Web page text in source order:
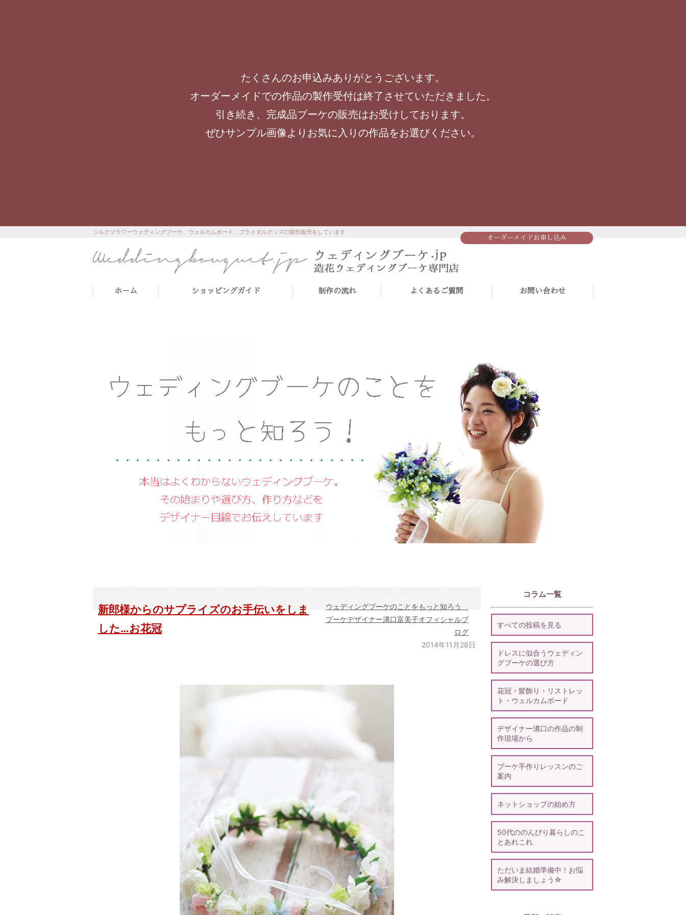
たくさんのお申込みありがとうございます。
オーダーメイドでの作品の製作受付は終了させていただきました。
引き続き、完成品ブーケの販売はお受けしております。
ぜひサンプル画像よりお気に入りの作品をお選びください。
シルクフラワーウェディングブーケ、ウェルカムボード、ブライダルグッズの製作販売をしています
ホーム ショッピングガイド 制作の流れ よくあるご質問 お問い合わせ
オーダーメイドお申し込み
ウェディングブーケのことをもっと知ろう
ブーケデザイナー溝口富美子オフィシャルブ
ログ
2014年11月28日
新郎様からのサプライズのお手伝いをしま
した…お花冠
コラム一覧
すべての投稿を見る
ドレスに似合うウェディン
グブーケの選び方
花冠・髪飾り・リストレッ
ト・ウェルカムボード
デザイナー溝口の作品の制
作現場から
ブーケ手作りレッスンのご
案内
ネットショップの始め方
50代ののんびり暮らしのこ
とあれこれ
ただいま結婚準備中！お悩
み解決しましょう☆